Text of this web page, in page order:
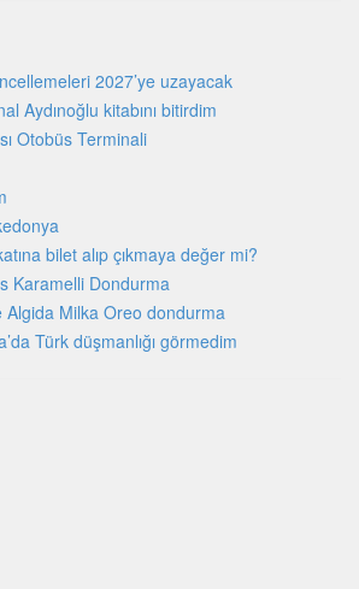
2027’ye uzayacak
Aydınoğlu kitabını bitirdim
Otobüs Terminali
bilet alıp çıkmaya değer mi?
Karamelli Dondurma
Algida Milka Oreo dondurma
Türk düşmanlığı görmedim